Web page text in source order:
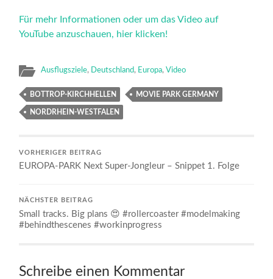
Für mehr Informationen oder um das Video auf
YouTube anzuschauen, hier klicken!
Ausflugsziele, Deutschland, Europa,Video
BOTTROP-KIRCHHELLEN MOVIE PARK GERMANY
NORDRHEIN-WESTFALEN
VORHERIGER BEITRAG
EUROPA-PARK Next Super-Jongleur – Snippet 1. Folge
NÄCHSTER BEITRAG
Small tracks. Big plans 😍 #rollercoaster #modelmaking
#behindthescenes #workinprogress
Schreibe einen Kommentar